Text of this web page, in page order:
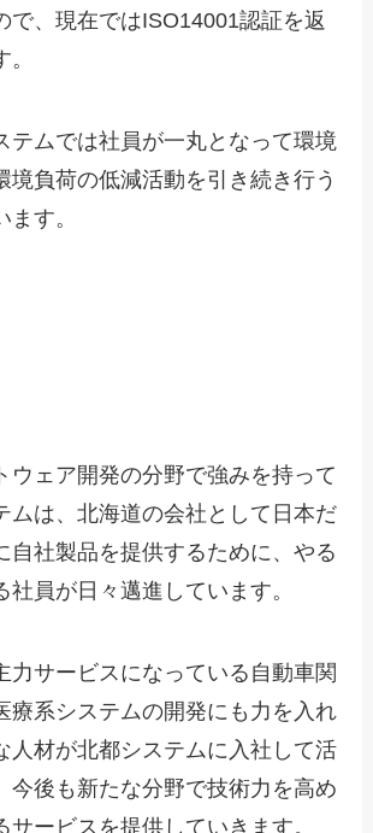
で、現在ではISO14001認証を返
テムでは社員が一丸となって環境
境負荷の低減活動を引き続き行う
す。
ウェア開発の分野で強みを持って
ムは、北海道の会社として日本だ
自社製品を提供するために、やる
社員が日々邁進しています。
力サービスになっている自動車関
療系システムの開発にも力を入れ
人材が北都システムに入社して活
今後も新たな分野で技術力を高め
サービスを提供していきます。